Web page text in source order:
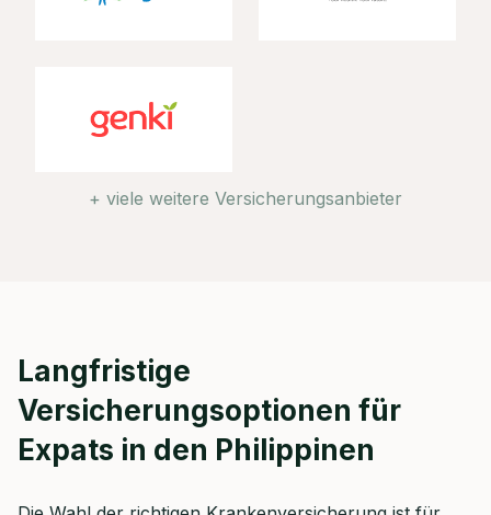
+ viele weitere Versicherungsanbieter
Langfristige
Versicherungsoptionen für
Expats in den Philippinen
Jetzt persönliches
Beratungsgespräch mit
Christian Bulik sichern 🤝